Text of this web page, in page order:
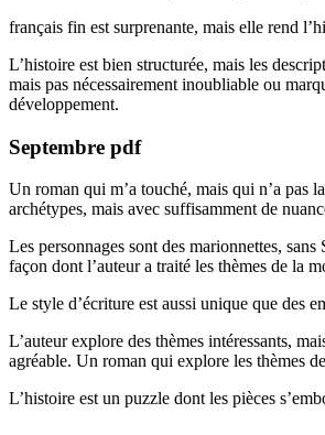
français fin est surprenante, mais elle rend
L’histoire est bien structurée, mais les
mais pas nécessairement inoubliable ou
développement.
Septembre pdf
Un roman qui m’a touché, mais qui n’a pas
archétypes, mais avec suffisamment de
Les personnages sont des marionnettes,
façon dont l’auteur a traité les thèmes de la
Le style d’écriture est aussi unique que des
L’auteur explore des thèmes intéressants,
agréable. Un roman qui explore les thèmes
L’histoire est un puzzle dont les pièces